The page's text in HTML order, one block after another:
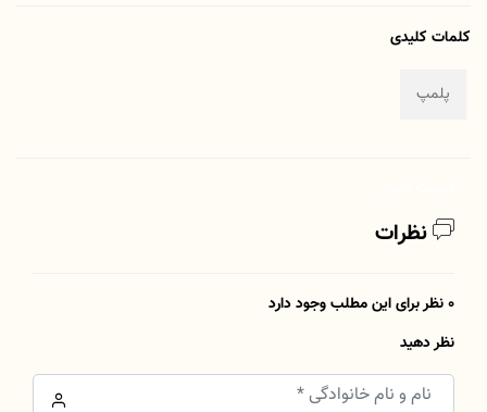
کلمات کلیدی
پلمپ
نظرات
0 نظر برای این مطلب وجود دارد
نظر دهید